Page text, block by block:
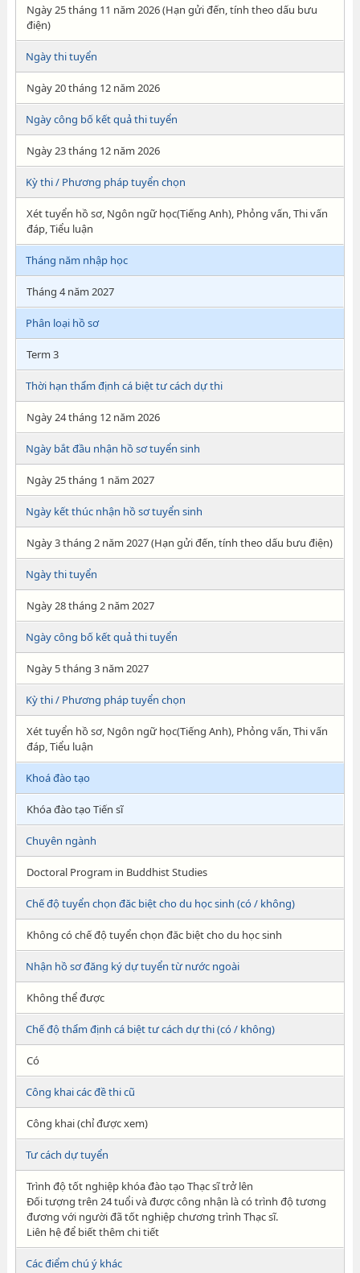
Ngày 25 tháng 11 năm 2026 (Hạn gửi đến, tính theo dấu bưu
điện)
Ngày thi tuyển
Ngày 20 tháng 12 năm 2026
Ngày công bố kết quả thi tuyển
Ngày 23 tháng 12 năm 2026
Kỳ thi / Phương pháp tuyển chọn
Xét tuyển hồ sơ, Ngôn ngữ học(Tiếng Anh), Phỏng vấn, Thi vấn
đáp, Tiểu luận
Tháng năm nhập học
Tháng 4 năm 2027
Phân loại hồ sơ
Term 3
Thời hạn thẩm định cá biệt tư cách dự thi
Ngày 24 tháng 12 năm 2026
Ngày bắt đầu nhận hồ sơ tuyển sinh
Ngày 25 tháng 1 năm 2027
Ngày kết thúc nhận hồ sơ tuyển sinh
Ngày 3 tháng 2 năm 2027 (Hạn gửi đến, tính theo dấu bưu điện)
Ngày thi tuyển
Ngày 28 tháng 2 năm 2027
Ngày công bố kết quả thi tuyển
Ngày 5 tháng 3 năm 2027
Kỳ thi / Phương pháp tuyển chọn
Xét tuyển hồ sơ, Ngôn ngữ học(Tiếng Anh), Phỏng vấn, Thi vấn
đáp, Tiểu luận
Khoá đào tạo
Khóa đào tạo Tiến sĩ
Chuyên ngành
Doctoral Program in Buddhist Studies
Chế độ tuyển chọn đăc biệt cho du học sinh (có / không)
Không có chế độ tuyển chọn đăc biệt cho du học sinh
Nhận hồ sơ đăng ký dự tuyển từ nước ngoài
Không thể được
Chế độ thẩm định cá biệt tư cách dự thi (có / không)
Có
Công khai các đề thi cũ
Công khai (chỉ được xem)
Tư cách dự tuyển
Trình độ tốt nghiệp khóa đào tạo Thạc sĩ trở lên
Đối tượng trên 24 tuổi và được công nhận là có trình độ tương
đương với người đã tốt nghiệp chương trình Thạc sĩ.
Liên hệ để biết thêm chi tiết
Các điểm chú ý khác